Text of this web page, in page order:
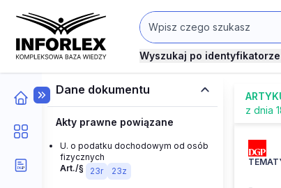
Wyszukaj po identyfikatorze
Dane dokumentu
Akty prawne powiązane
U. o podatku dochodowym od osób
fizycznych
Art./§
23r 23z
z dnia